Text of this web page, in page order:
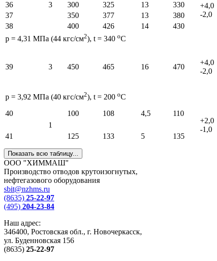
3
+4,0
-2,0
36 300 325 13
330
37
350 377 13
380
38
400 426 14
430
p = 4,31 МПа (44 кгс/см2), t = 340 oС
39 3 450 465 16 470
+4,0
-2,0
p = 3,92 МПа (40 кгс/см2), t = 200 oС
40
1
100 108 4,5
110
+2,0
-1,0
41
125 133 5 135
Показать всю таблицу...
ООО "ХИММАШ"
Производство отводов крутоизогнутых,
нефтегазового оборудования
sbit@nzhms.ru
(8635) 25-22-97
(495) 204-23-84
Наш адрес:
346400, Ростовская обл., г. Новочеркасск,
ул. Буденновская 156
(8635) 25-22-97